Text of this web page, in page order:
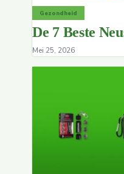
Gezondheid
De 7 Beste
Mei 25, 2026